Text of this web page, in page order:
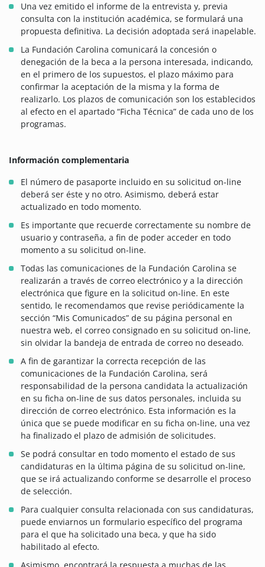
Una vez emitido el informe de la entrevista y, previa
consulta con la institución académica, se formulará una
propuesta definitiva. La decisión adoptada será inapelable.
La Fundación Carolina comunicará la concesión o
denegación de la beca a la persona interesada, indicando,
en el primero de los supuestos, el plazo máximo para
confirmar la aceptación de la misma y la forma de
realizarlo. Los plazos de comunicación son los establecidos
al efecto en el apartado “Ficha Técnica” de cada uno de los
programas.
Información complementaria
El número de pasaporte incluido en su solicitud on-line
deberá ser éste y no otro. Asimismo, deberá estar
actualizado en todo momento.
Es importante que recuerde correctamente su nombre de
usuario y contraseña, a fin de poder acceder en todo
momento a su solicitud on-line.
Todas las comunicaciones de la Fundación Carolina se
realizarán a través de correo electrónico y a la dirección
electrónica que figure en la solicitud on-line. En este
sentido, le recomendamos que revise periódicamente la
sección “Mis Comunicados” de su página personal en
nuestra web, el correo consignado en su solicitud on-line,
sin olvidar la bandeja de entrada de correo no deseado.
A fin de garantizar la correcta recepción de las
comunicaciones de la Fundación Carolina, será
responsabilidad de la persona candidata la actualización
en su ficha on-line de sus datos personales, incluida su
dirección de correo electrónico. Esta información es la
única que se puede modificar en su ficha on-line, una vez
ha finalizado el plazo de admisión de solicitudes.
Se podrá consultar en todo momento el estado de sus
candidaturas en la última página de su solicitud on-line,
que se irá actualizando conforme se desarrolle el proceso
de selección.
Para cualquier consulta relacionada con sus candidaturas,
puede enviarnos un formulario específico del programa
para el que ha solicitado una beca, y que ha sido
habilitado al efecto.